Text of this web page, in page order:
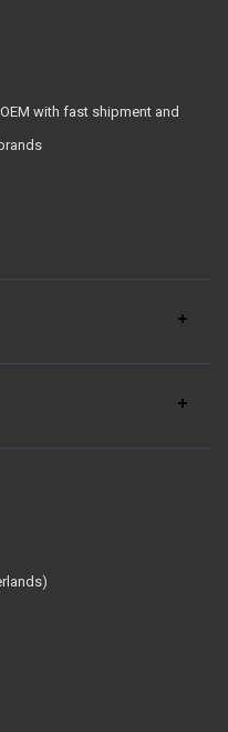
with fast shipment and